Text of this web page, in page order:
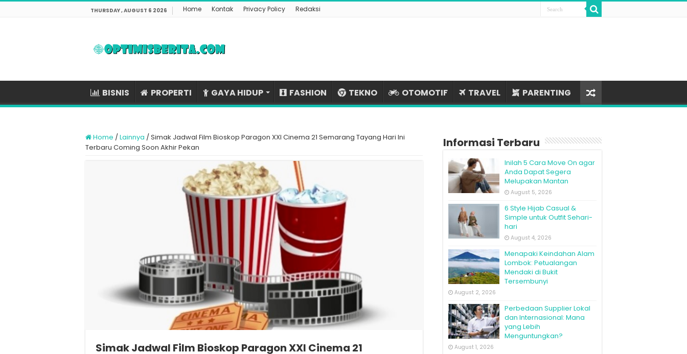
THURSDAY , AUGUST 6 2026 Home Kontak Privacy Policy Redaksi
BISNIS PROPERTI GAYA HIDUP FASHION TEKNO OTOMOTIF TRAVEL PARENTING
Home /Lainnya /Simak Jadwal Film Bioskop Paragon XXI Cinema 21 Semarang Tayang Hari Ini
Terbaru Coming Soon Akhir Pekan
Simak Jadwal Film Bioskop Paragon XXI Cinema 21
Informasi Terbaru
Inilah 5 Cara Move On agar
Anda Dapat Segera
Melupakan Mantan
August 5, 2026
6 Style Hijab Casual &
Simple untuk Outfit Sehari-
hari
August 4, 2026
Menapaki Keindahan Alam
Lombok: Petualangan
Mendaki di Bukit
Tersembunyi
August 2, 2026
Perbedaan Supplier Lokal
dan Internasional: Mana
yang Lebih
Menguntungkan?
August 1, 2026